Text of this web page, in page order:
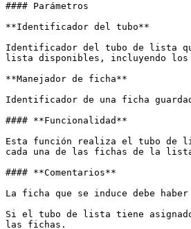
#### Parámetros
**Identificador del tubo**
Identificador del tubo de lista
lista disponibles, incluyendo los
**Manejador de ficha**
Identificador de una ficha
#### **Funcionalidad**
Esta función realiza el tubo de
cada una de las fichas de la
#### **Comentarios**
La ficha que se induce debe
Si el tubo de lista tiene
las fichas.